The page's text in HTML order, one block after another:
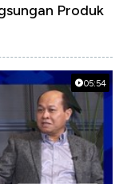
Produk
05:54